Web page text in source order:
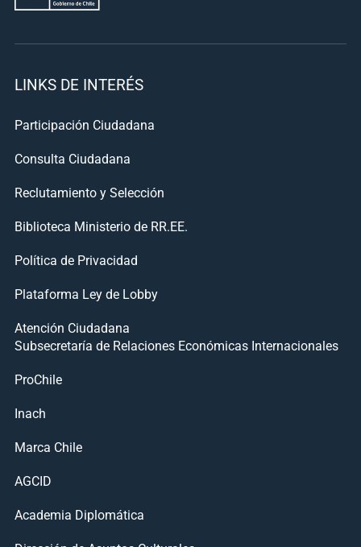
LINKS DE INTERÉS
Participación Ciudadana
Consulta Ciudadana
Reclutamiento y Selección
Biblioteca Ministerio de RR.EE.
Política de Privacidad
Plataforma Ley de Lobby
Atención Ciudadana
Subsecretaría de Relaciones Económicas Internacionales
ProChile
Inach
Marca Chile
AGCID
Academia Diplomática